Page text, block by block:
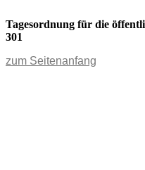
Tagesordnung für die
301
zum Seitenanfang